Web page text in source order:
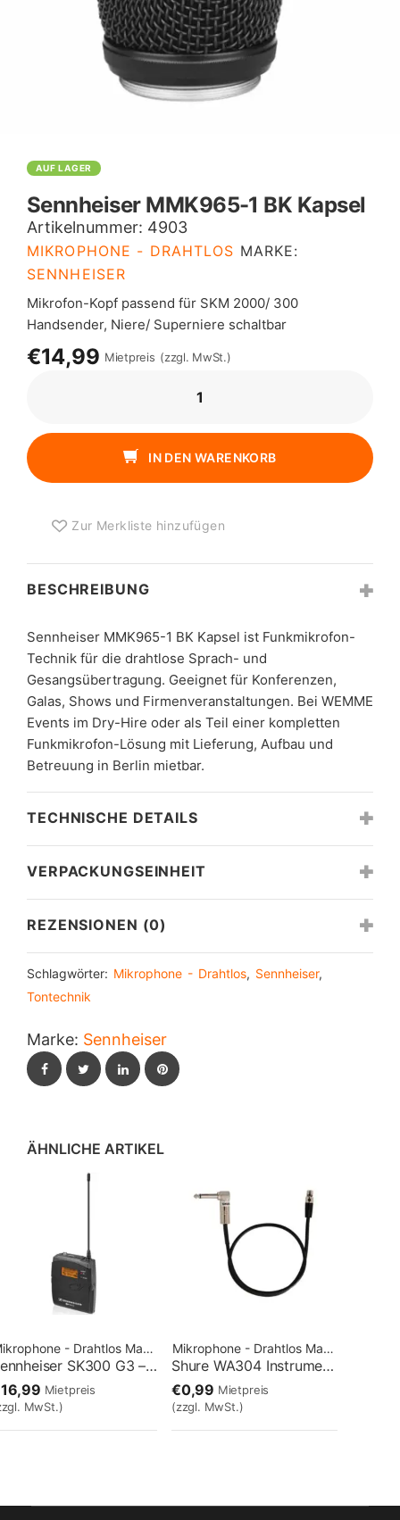
AUF LAGER
Sennheiser MMK965-1 BK Kapsel
Artikelnummer: 4903
MIKROPHONE - DRAHTLOS MARKE:
SENNHEISER
Mikrofon-Kopf passend für SKM 2000/ 300
Handsender, Niere/ Superniere schaltbar
€14,99 Mietpreis (zzgl. MwSt.)
BK
KAPSEL
IN DEN WARENKORB
Zur Merkliste hinzufügen
BESCHREIBUNG
Sennheiser MMK965-1 BK Kapsel ist Funkmikrofon-
Technik für die drahtlose Sprach- und
Gesangsübertragung. Geeignet für Konferenzen,
Galas, Shows und Firmenveranstaltungen. Bei WEMME
Events im Dry-Hire oder als Teil einer kompletten
Funkmikrofon-Lösung mit Lieferung, Aufbau und
Betreuung in Berlin mietbar.
TECHNISCHE DETAILS
VERPACKUNGSEINHEIT
REZENSIONEN (0)
Schlagwörter: Mikrophone - Drahtlos, Sennheiser,
Tontechnik
Marke: Sennheiser
FacebookTwitterLinkedInPinterest
ÄHNLICHE ARTIKEL
- Drahtlos Marke: Sennheiser
Sennheiser SK300 G3 – B Taschensender
Mietpreis
MwSt.)
Mikrophone - Drahtlos Marke:
Shure WA304 Instrumentenkabel TA4F/Klinke male 6,3
€0,99 Mietpreis
(zzgl. MwSt.)